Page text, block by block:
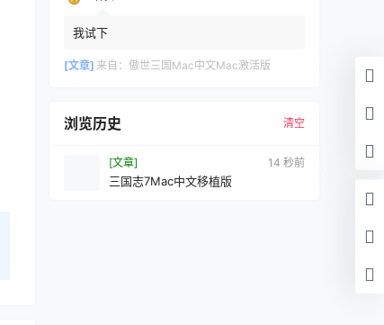
我试下
[文章] 来自： 傲世三国Mac中文Mac激活版
浏览历史 清空
[文章] 14 秒前
三国志7Mac中文移植版